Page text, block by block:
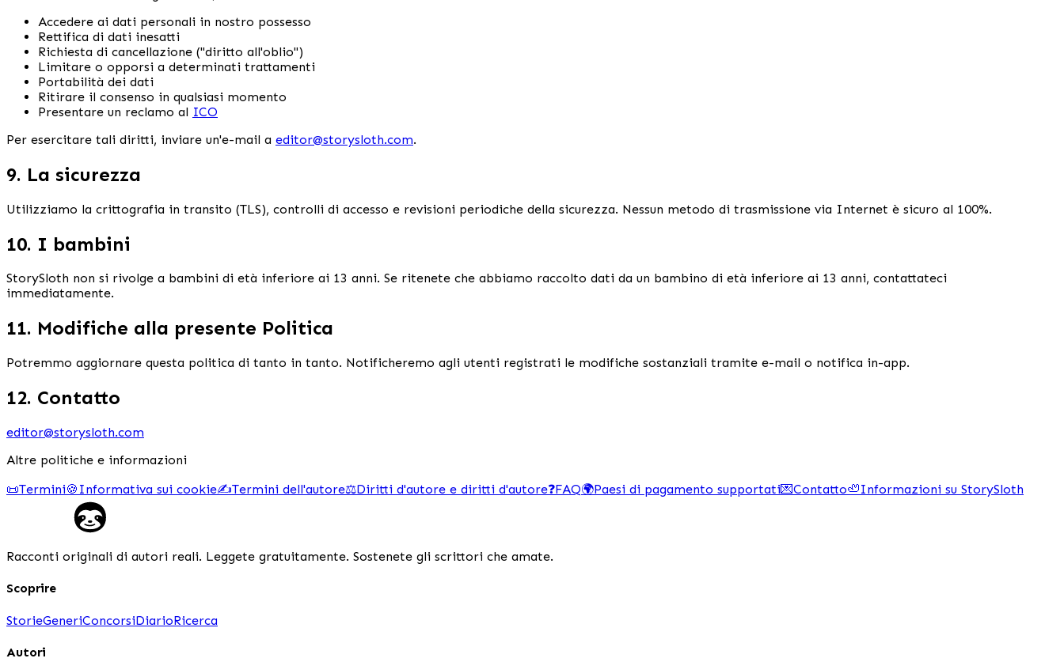
Accedere ai dati personali in nostro possesso
Rettifica di dati inesatti
Richiesta di cancellazione ("diritto all'oblio")
Limitare o opporsi a determinati trattamenti
Portabilità dei dati
Ritirare il consenso in qualsiasi momento
Presentare un reclamo al ICO
Per esercitare tali diritti, inviare un'e-mail a editor@storysloth.com.
9. La sicurezza
Utilizziamo la crittografia in transito (TLS), controlli di accesso e revisioni periodiche della sicurezza. Nessun metodo di trasmissione via Internet è sicuro al 100%.
10. I bambini
StorySloth non si rivolge a bambini di età inferiore ai 13 anni. Se ritenete che abbiamo raccolto dati da un bambino di età inferiore ai 13 anni, contattateci
immediatamente.
11. Modifiche alla presente Politica
Potremmo aggiornare questa politica di tanto in tanto. Notificheremo agli utenti registrati le modifiche sostanziali tramite e-mail o notifica in-app.
12. Contatto
editor@storysloth.com
Altre politiche e informazioni
📜Termini🍪 Informativa sui cookie✍️Termini dell'autore⚖️Diritti d'autore e diritti d'autore❓FAQ🌍Paesi di pagamento supportati💌Contatto🦥Informazioni su StorySloth
Racconti originali di autori reali. Leggete gratuitamente. Sostenete gli scrittori che amate.
Scoprire
StorieGeneriConcorsiDiarioRicerca
Autori